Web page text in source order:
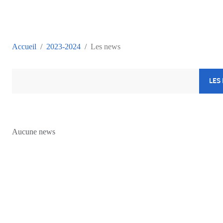
Accueil 2023-2024 Les news
LES
Aucune news